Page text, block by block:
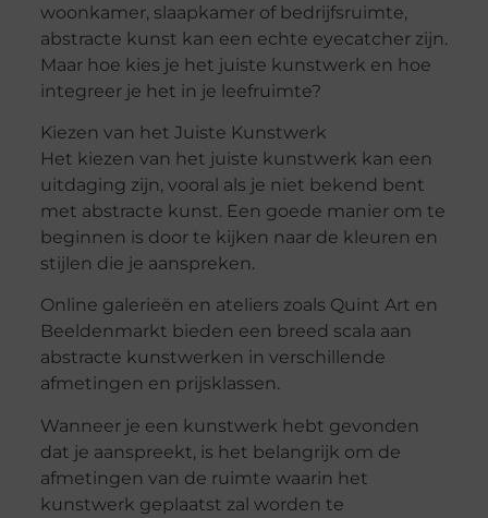
woonkamer, slaapkamer of bedrijfsruimte,
abstracte kunst kan een echte eyecatcher zijn.
Maar hoe kies je het juiste kunstwerk en hoe
integreer je het in je leefruimte?
Kiezen van het Juiste Kunstwerk
Het kiezen van het juiste kunstwerk kan een
uitdaging zijn, vooral als je niet bekend bent
met abstracte kunst. Een goede manier om te
beginnen is door te kijken naar de kleuren en
stijlen die je aanspreken.
Online galerieën en ateliers zoals Quint Art en
Beeldenmarkt bieden een breed scala aan
abstracte kunstwerken in verschillende
afmetingen en prijsklassen.
Wanneer je een kunstwerk hebt gevonden
dat je aanspreekt, is het belangrijk om de
afmetingen van de ruimte waarin het
kunstwerk geplaatst zal worden te